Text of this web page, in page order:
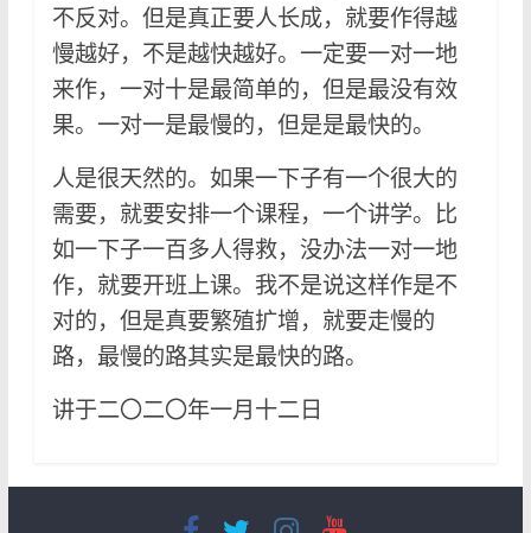
不反对。但是真正要人长成，就要作得越
慢越好，不是越快越好。一定要一对一地
来作，一对十是最简单的，但是最没有效
果。一对一是最慢的，但是是最快的。
人是很天然的。如果一下子有一个很大的
需要，就要安排一个课程，一个讲学。比
如一下子一百多人得救，没办法一对一地
作，就要开班上课。我不是说这样作是不
对的，但是真要繁殖扩增，就要走慢的
路，最慢的路其实是最快的路。
讲于二〇二〇年一月十二日